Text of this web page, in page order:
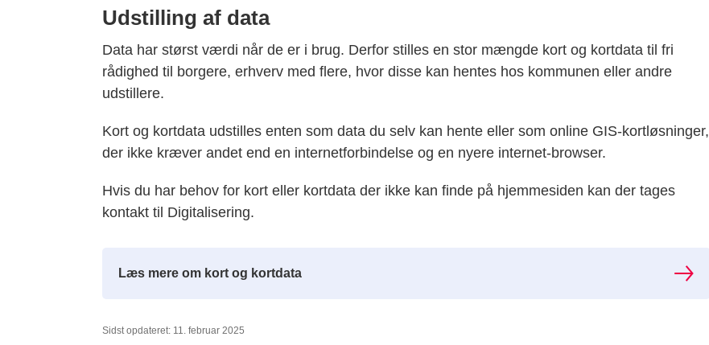
Udstilling af data
Data har størst værdi når de er i brug. Derfor stilles en stor mængde kort og kortdata til fri
rådighed til borgere, erhverv med flere, hvor disse kan hentes hos kommunen eller andre
udstillere.
Kort og kortdata udstilles enten som data du selv kan hente eller som online GIS-kortløsninger,
der ikke kræver andet end en internetforbindelse og en nyere internet-browser.
Hvis du har behov for kort eller kortdata der ikke kan finde på hjemmesiden kan der tages
kontakt til Digitalisering.
Læs mere om kort og kortdata
Sidst opdateret: 11. februar 2025